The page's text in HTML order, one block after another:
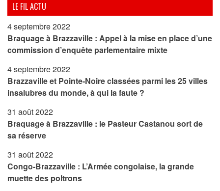
LE FIL ACTU
4 septembre 2022
Braquage à Brazzaville : Appel à la mise en place d’une
commission d’enquête parlementaire mixte
4 septembre 2022
Brazzaville et Pointe-Noire classées parmi les 25 villes
insalubres du monde, à qui la faute ?
31 août 2022
Braquage à Brazzaville : le Pasteur Castanou sort de
sa réserve
31 août 2022
Congo-Brazzaville : L’Armée congolaise, la grande
muette des poltrons